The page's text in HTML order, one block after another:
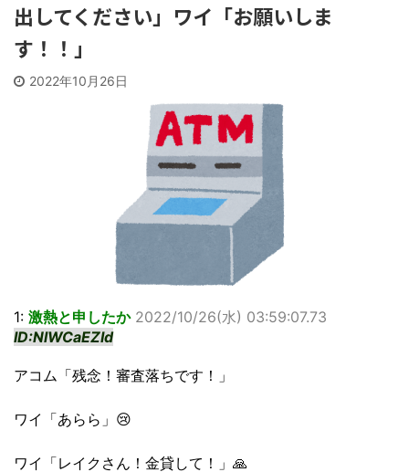
出してください」ワイ「お願いしま
す！！」
2022年10月26日
1: 激熱と申したか 2022/10/26(水) 03:59:07.73
ID:NlWCaEZId
アコム「残念！審査落ちです！」
ワイ「あらら」😢
ワイ「レイクさん！金貸して！」🙏